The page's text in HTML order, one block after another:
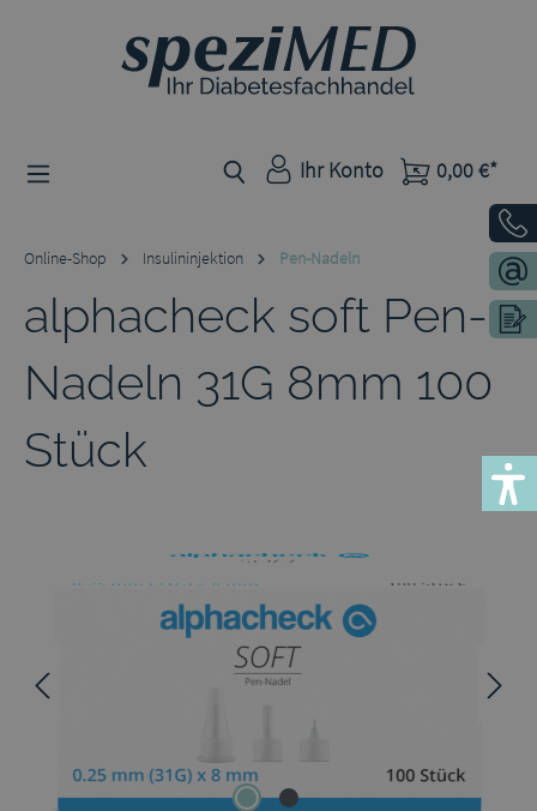
Zum Hauptinhalt springen
Ihr Konto 0,00 €*
Online-Shop Insulininjektion Pen-Nadeln
alphacheck soft Pen-
Nadeln 31G 8mm 100
Stück
Bildergalerie überspringen